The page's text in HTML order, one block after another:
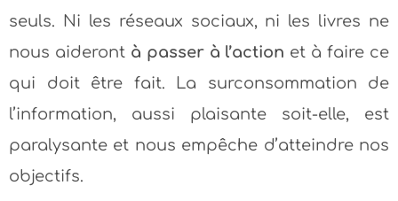
seuls. Ni les réseaux sociaux, ni les livres ne
nous aideront à passer à l’action et à faire ce
qui doit être fait. La surconsommation de
l’information, aussi plaisante soit-elle, est
paralysante et nous empêche d’atteindre nos
objectifs.